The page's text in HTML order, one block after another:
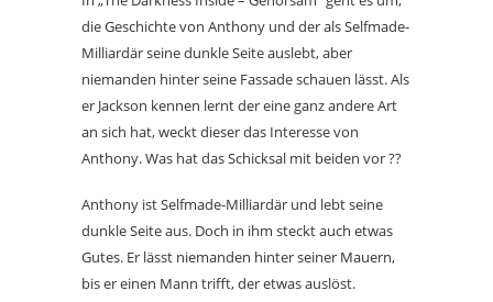
die Geschichte von Anthony und der als Selfmade-
Milliardär seine dunkle Seite auslebt, aber
niemanden hinter seine Fassade schauen lässt. Als
er Jackson kennen lernt der eine ganz andere Art
an sich hat, weckt dieser das Interesse von
Anthony. Was hat das Schicksal mit beiden vor ??
Anthony ist Selfmade-Milliardär und lebt seine
dunkle Seite aus. Doch in ihm steckt auch etwas
Gutes. Er lässt niemanden hinter seiner Mauern,
bis er einen Mann trifft, der etwas auslöst.